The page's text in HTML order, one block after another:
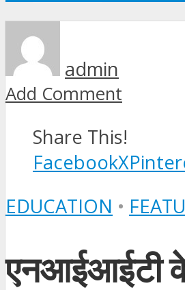
admin
Add Comment
Share This!
FacebookX
EDUCATION •
एनआईआईटी